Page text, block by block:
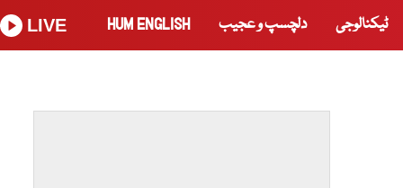
ٹیکنالوجی دلچسپ و عجیب HUM ENGLISH
LIVE